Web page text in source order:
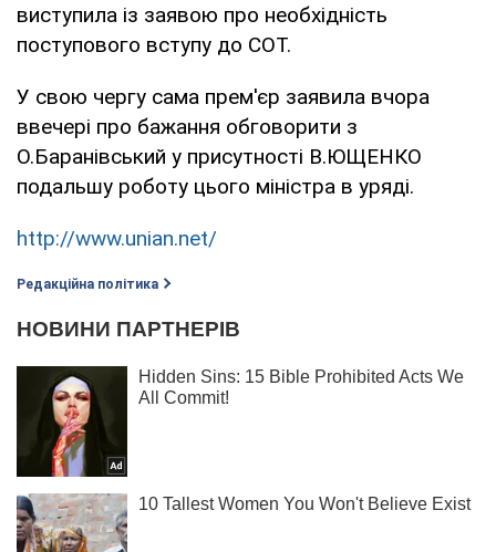
виступила із заявою про необхідність
поступового вступу до СОТ.
У свою чергу сама прем'єр заявила вчора
ввечері про бажання обговорити з
О.Баранівський у присутності В.ЮЩЕНКО
подальшу роботу цього міністра в уряді.
http://www.unian.net/
Редакційна політика